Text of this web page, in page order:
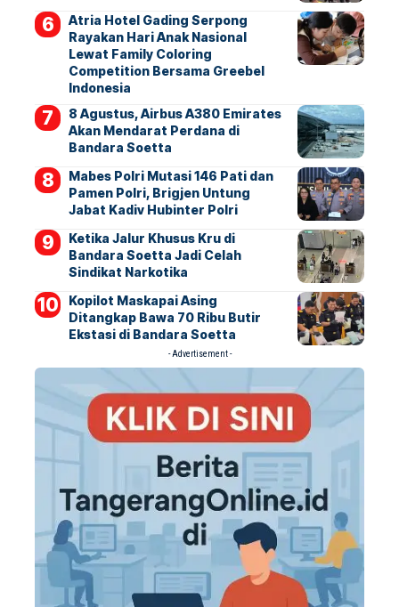
Atria Hotel Gading Serpong
Rayakan Hari Anak Nasional
Lewat Family Coloring
Competition Bersama Greebel
Indonesia
8 Agustus, Airbus A380 Emirates
Akan Mendarat Perdana di
Bandara Soetta
Mabes Polri Mutasi 146 Pati dan
Pamen Polri, Brigjen Untung
Jabat Kadiv Hubinter Polri
Ketika Jalur Khusus Kru di
Bandara Soetta Jadi Celah
Sindikat Narkotika
Kopilot Maskapai Asing
Ditangkap Bawa 70 Ribu Butir
Ekstasi di Bandara Soetta
- Advertisement -